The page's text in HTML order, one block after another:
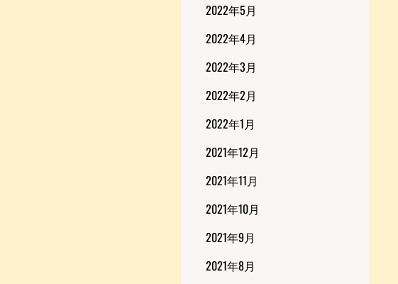
2022年5月
2022年4月
2022年3月
2022年2月
2022年1月
2021年12月
2021年11月
2021年10月
2021年9月
2021年8月